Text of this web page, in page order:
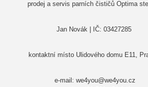
prodej a servis parních čističů Optima
Jan Novák | IČ: 03427285
kontaktní místo Ulidového domu E11,
e-mail: we4you@we4you.cz